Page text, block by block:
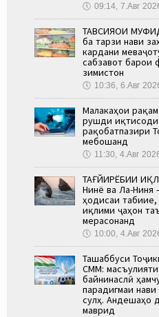
🕔 09:14, 7.Авг
ТАВСИЯҲОИ
ба тарзи нави
кардани
сабзавот барои
зимистон
🕔 10:36, 6.Авг
Малакаҳои
рушди иқтисоди
рақобатпазири
мебошанд
🕔 11:30, 4.Авг
ТАҒЙИРЁБИИ
Нинё ва Ла-Ниня
ҳодисаи табиие,
иқлими ҷаҳон
мерасонанд
🕔 10:00, 4.Авг
Ташаббуси
СММ: масъулияти
байнинаслӣ
парадигмаи нави
сулҳ. Андешаҳо
маврид